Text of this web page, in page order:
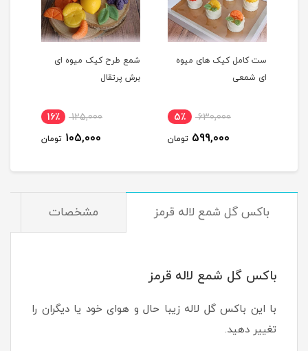
ست کامل کیک های میوه
ای شمعی
630,000 5٪
599,000 تومان
شمع طرح کیک میوه ای
برش پرتقال
125,000 16٪
105,000 تومان
باکس گل شمع لاله قرمز مشخصات
باکس گل شمع لاله قرمز
با این باکس گل لاله زیبا حال و هوای خود یا دیگران را
تغییر دهید.